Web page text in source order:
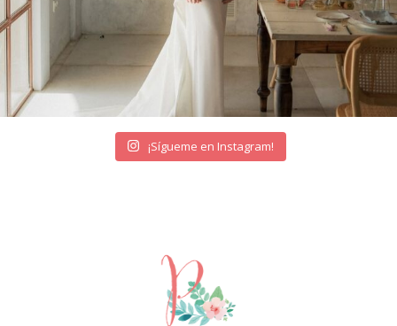
¡Sígueme en Instagram!